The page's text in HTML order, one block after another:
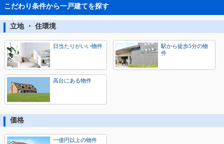
こだわり条件から一戸建てを探す
立地 ・ 住環境
日当たりがいい物件
駅から徒歩5分の物
件
高台にある物件
価格
一億円以上の物件